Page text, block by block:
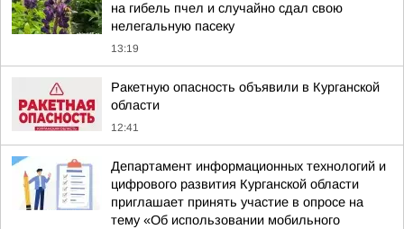
на гибель пчел и случайно сдал свою
нелегальную пасеку
13:19
Ракетную опасность объявили в Курганской
области
12:41
Департамент информационных технологий и
цифрового развития Курганской области
приглашает принять участие в опросе на
тему «Об использовании мобильного